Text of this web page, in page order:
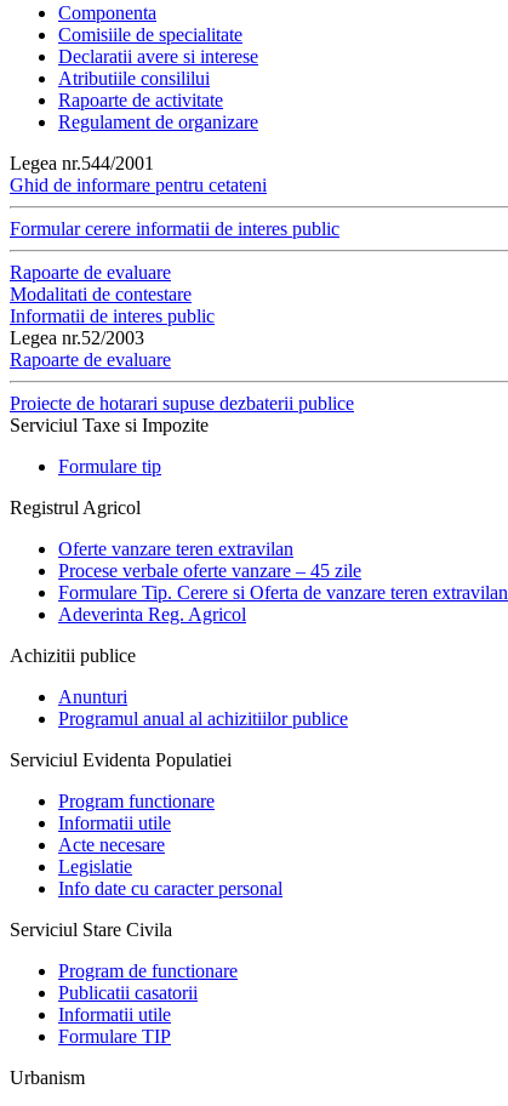
Componenta
Comisiile de specialitate
Declaratii avere si interese
Atributiile consililui
Rapoarte de activitate
Regulament de organizare
Legea nr.544/2001
Ghid de informare pentru cetateni
Formular cerere informatii de interes public
Rapoarte de evaluare
Modalitati de contestare
Informatii de interes public
Legea nr.52/2003
Rapoarte de evaluare
Proiecte de hotarari supuse dezbaterii publice
Serviciul Taxe si Impozite
Formulare tip
Registrul Agricol
Oferte vanzare teren extravilan
Procese verbale oferte vanzare – 45 zile
Formulare Tip. Cerere si Oferta de vanzare teren extravilan
Adeverinta Reg. Agricol
Achizitii publice
Anunturi
Programul anual al achizitiilor publice
Serviciul Evidenta Populatiei
Program functionare
Informatii utile
Acte necesare
Legislatie
Info date cu caracter personal
Serviciul Stare Civila
Program de functionare
Publicatii casatorii
Informatii utile
Formulare TIP
Urbanism